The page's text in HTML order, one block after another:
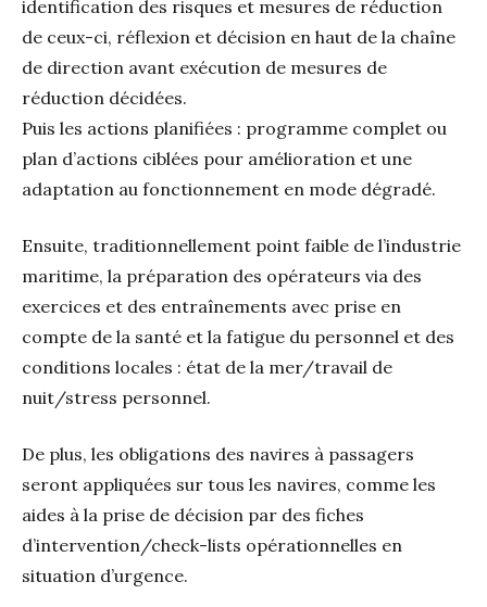
identification des risques et mesures de réduction
de ceux-ci, réflexion et décision en haut de la chaîne
de direction avant exécution de mesures de
réduction décidées.
Puis les actions planifiées : programme complet ou
plan d’actions ciblées pour amélioration et une
adaptation au fonctionnement en mode dégradé.
Ensuite, traditionnellement point faible de l’industrie
maritime, la préparation des opérateurs via des
exercices et des entraînements avec prise en
compte de la santé et la fatigue du personnel et des
conditions locales : état de la mer/travail de
nuit/stress personnel.
De plus, les obligations des navires à passagers
seront appliquées sur tous les navires, comme les
aides à la prise de décision par des fiches
d’intervention/check-lists opérationnelles en
situation d’urgence.